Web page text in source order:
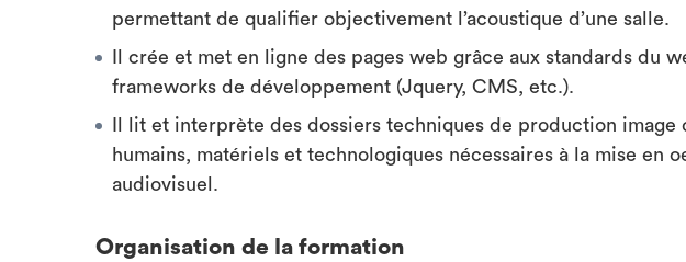
permettant de qualifier objectivement l’acoustique d’une salle.
Il crée et met en ligne des pages web grâce aux standards du
frameworks de développement (Jquery, CMS, etc.).
Il lit et interprète des dossiers techniques de production image
humains, matériels et technologiques nécessaires à la mise en
audiovisuel.
Organisation de la formation